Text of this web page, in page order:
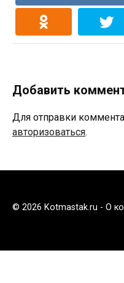
Добавить
Для отправки
авторизоваться.
© 2026 Kotmastak.ru - О